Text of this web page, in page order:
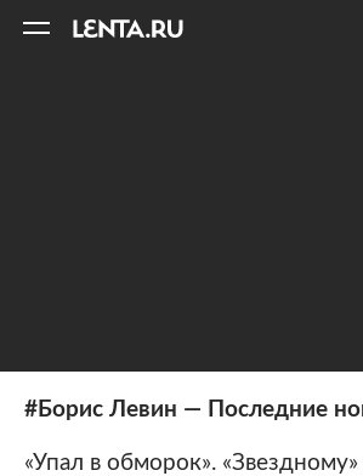
#Борис Левин — Последние
«Упал в обморок». «Звездному»